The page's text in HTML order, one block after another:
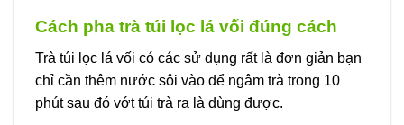
Cách pha trà túi lọc lá vối đúng cách
Trà túi lọc lá vối có các sử dụng rất là đơn giản bạn
chỉ cần thêm nước sôi vào để ngâm trà trong 10
phút sau đó vớt túi trà ra là dùng được.